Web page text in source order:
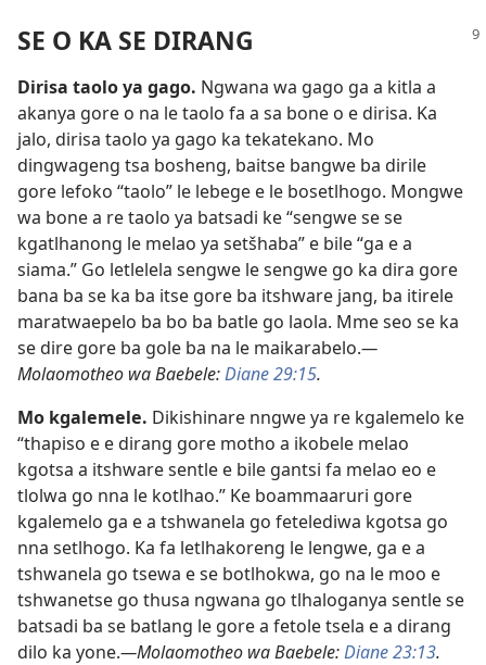
SE O KA SE DIRANG
Dirisa taolo ya gago. Ngwana wa gago ga a kitla a
akanya gore o na le taolo fa a sa bone o e dirisa. Ka
jalo, dirisa taolo ya gago ka tekatekano. Mo
dingwageng tsa bosheng, baitse bangwe ba dirile
gore lefoko “taolo” le lebege e le bosetlhogo. Mongwe
wa bone a re taolo ya batsadi ke “sengwe se se
kgatlhanong le melao ya setšhaba” e bile “ga e a
siama.” Go letlelela sengwe le sengwe go ka dira gore
bana ba se ka ba itse gore ba itshware jang, ba itirele
maratwaepelo ba bo ba batle go laola. Mme seo se ka
se dire gore ba gole ba na le maikarabelo.—
Molaomotheo wa Baebele:Diane 29:15.
Mo kgalemele. Dikishinare nngwe ya re kgalemelo ke
“thapiso e e dirang gore motho a ikobele melao
kgotsa a itshware sentle e bile gantsi fa melao eo e
tlolwa go nna le kotlhao.” Ke boammaaruri gore
kgalemelo ga e a tshwanela go fetelediwa kgotsa go
nna setlhogo. Ka fa letlhakoreng le lengwe, ga e a
tshwanela go tsewa e se botlhokwa, go na le moo e
tshwanetse go thusa ngwana go tlhaloganya sentle se
batsadi ba se batlang le gore a fetole tsela e a dirang
dilo ka yone.—Molaomotheo wa Baebele:Diane 23:13.